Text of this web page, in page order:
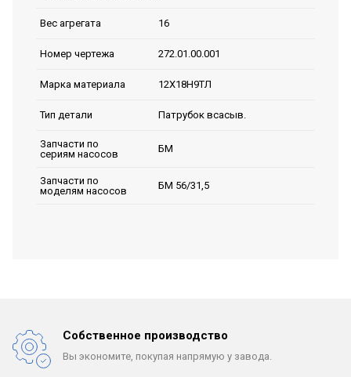
Вес агрегата 16
Номер чертежа 272.01.00.001
Марка материала 12Х18Н9ТЛ
Тип детали Патрубок всасыв.
Запчасти по
сериям насосов
БМ
Запчасти по
моделям насосов
БМ 56/31,5
Собственное производство
Вы экономите, покупая напрямую у завода.